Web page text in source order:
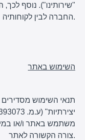
"שירותינו"). נוסף
החברה לבין לקוחותיה.
השימוש באתר
משתמש באתר ו/או
צורה הקשורה לאתר.